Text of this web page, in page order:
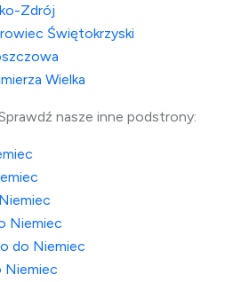
Zdrój
Świętokrzyski
Wielka
nasze inne podstrony:
Niemiec
do Niemiec
Niemiec